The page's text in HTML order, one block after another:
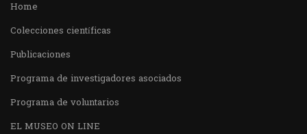
Home
Colecciones científicas
Publicaciones
Programa de investigadores asociados
Programa de voluntarios
EL MUSEO ON LINE